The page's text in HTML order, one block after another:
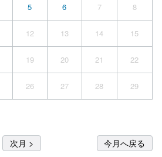
5 6 7 8
12 13 14 15
19 20 21 22
26 27 28 29
次月 > 今月へ戻る